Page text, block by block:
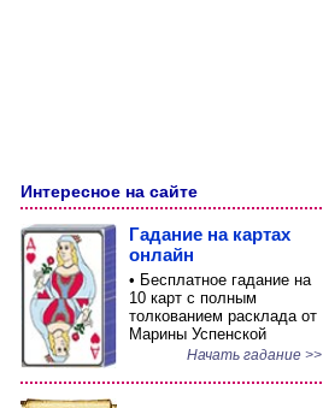
Интересное на сайте
Гадание на картах
онлайн
• Бесплатное гадание на
10 карт с полным
толкованием расклада от
Марины Успенской
Начать гадание >>